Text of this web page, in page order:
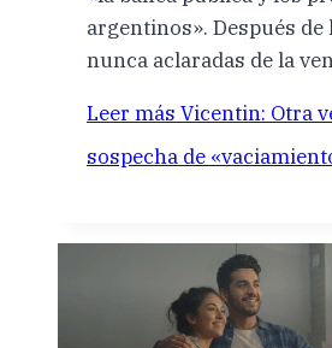
argentinos». Después
nunca aclaradas de la
Leer más Vicentin: Otra
sospecha de